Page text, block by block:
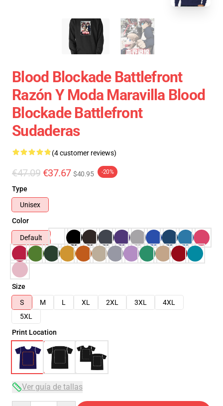
Blood Blockade Battlefront
Razón Y Moda Maravilla Blood
Blockade Battlefront
Sudaderas
(4 customer reviews)
€47.09 €37.67 $40.95 -20%
Type
Unisex
Color
Default
Size
S
M L XL 2XL 3XL
4XL
5XL
Print Location
Ver guía de tallas